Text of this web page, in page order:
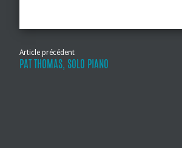
Article précédent
PAT THOMAS, SOLO PIANO